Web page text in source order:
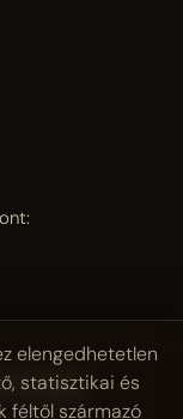
és egyedi
elengedhetetlen
statisztikai és
féltől származó